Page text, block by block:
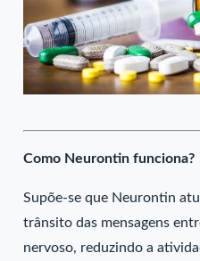
Como Neurontin funciona?
Supõe-se que Neurontin
trânsito das mensagens
nervoso, reduzindo a